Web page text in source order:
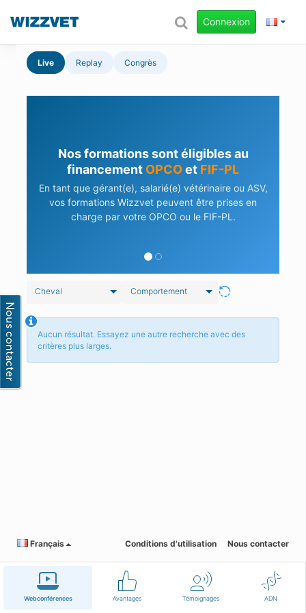
Webconférences Avantages Témoignages ADN
Connexion
Live Replay Congrès
Nos formations sont éligibles au
financement OPCOet FIF-PL
En tant que gérant(e), salarié(e) vétérinaire ou ASV,
vos formations Wizzvet peuvent être prises en
charge par votre OPCO ou le FIF-PL.
Cheval Comportement
Aucun résultat. Essayez une autre recherche avec des
critères plus larges.
Français Conditions d'utilisation Nous contacter